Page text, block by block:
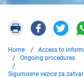
Home Access to
Ongoing procedures
Sigurnosne vezice za